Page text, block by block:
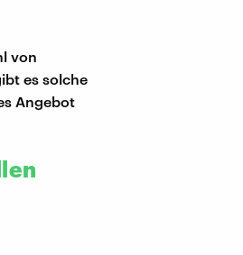
von
es solche
Angebot